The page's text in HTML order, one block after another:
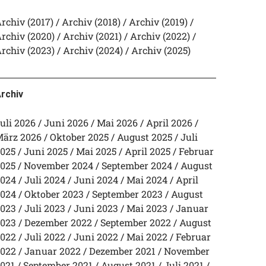
(2017) Archiv (2018)
Archiv (2019)
(2020)
Archiv (2021)
Archiv (2022)
(2023)
Archiv (2024) Archiv (2025)
2026 Juni 2026 Mai 2026
April 2026
2026
Oktober 2025 August 2025
Juli
Juni 2025 Mai 2025 April 2025
Februar
November 2024 September 2024
August
Juli 2024 Juni 2024 Mai 2024
April
Oktober 2023 September 2023
August
Juli 2023 Juni 2023 Mai 2023
Januar
Dezember 2022 September 2022
August
Juli 2022 Juni 2022 Mai 2022
Februar
Januar 2022 Dezember 2021
November